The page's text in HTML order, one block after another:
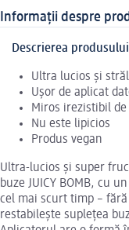
Informații despre
Descrierea produsului
Ultra lucios și
Ușor de aplicat
Miros irezistibil
Nu este lipicios
Produs vegan
Ultra-lucios și super
buze JUICY BOMB, cu
cel mai scurt timp –
restabilește suplețea